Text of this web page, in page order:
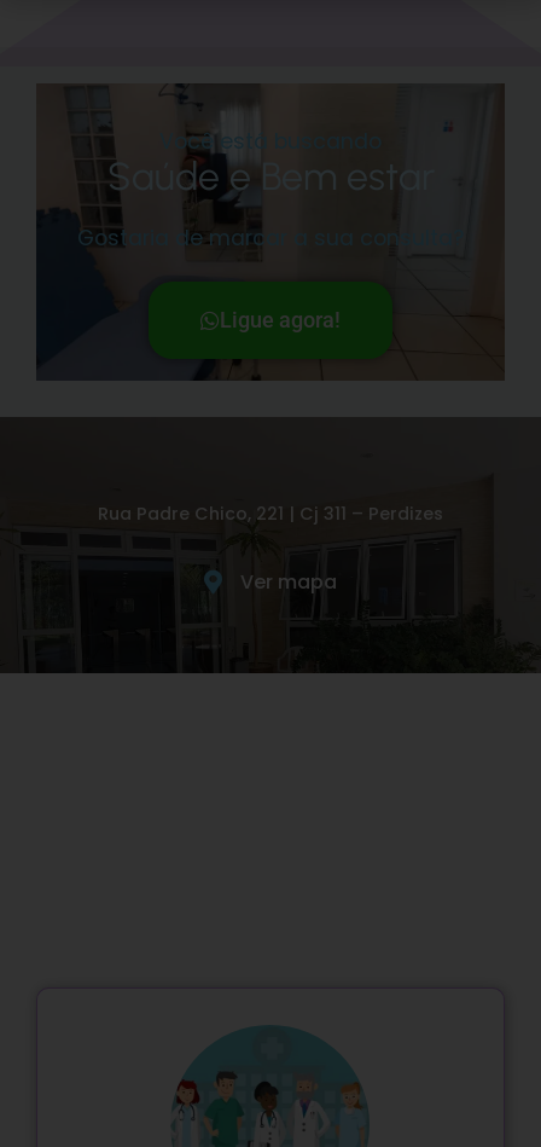
Você está buscando
Saúde e Bem estar
Gostaria de marcar a sua consulta?
Ligue agora!
Rua Padre Chico, 221 | Cj 311 – Perdizes
Ver mapa